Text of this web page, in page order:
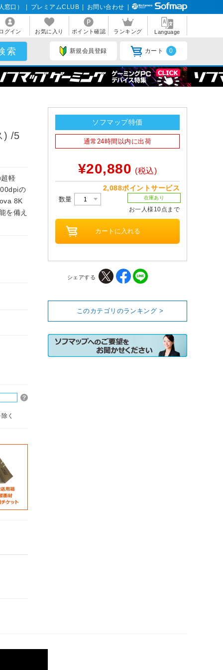
窓口） プレミアムCLUB お問い合わせ
ログイン お気に入り ポイント確認 ランキング Language
新規会員登録 カート 0
) /5
軽
の
8K
を備え
く
ソフマップ特価
通常24時間以内に出荷
¥20,880 (税込)
2,088ポイントサービス
数量 在庫あり
お一人様10点まで
シェアする
このカテゴリのランキング >